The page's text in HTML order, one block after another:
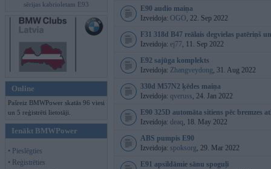
sērijas kabrioletam E93
Online
Pašreiz BMWPower skatās 96 viesi
un 5 reģistrēti lietotāji.
Ienākt BMWPower
• Pieslēgties
• Reģistrēties
E90 audio maiņa
Izveidoja: OGO, 22. Sep 2022
F31 318d B47 reālais degvielas patēriņš
Izveidoja: ej77, 11. Sep 2022
E92 sajūga komplekts
Izveidoja: Zhangveydong, 31. Aug 2022
330d M57N2 ķēdes maiņa
Izveidoja: qveruss, 24. Jan 2022
E90 325D automāta sitiens pēc bremzes
Izveidoja: deaq, 18. May 2022
ABS pumpis E90
Izveidoja: spoksorg, 29. Mar 2022
E91 apsildāmie sānu spoguļi